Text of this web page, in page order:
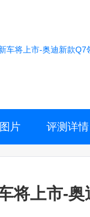
车将上市-奥迪新款Q7
图片 评测详情
将上市-